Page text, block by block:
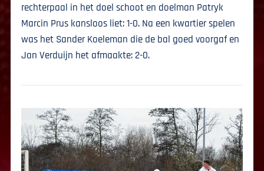
rechterpaal in het doel schoot en doelman Patryk
Marcin Prus kansloos liet: 1-0. Na een kwartier spelen
was het Sander Koeleman die de bal goed voorgaf en
Jan Verduijn het afmaakte: 2-0.